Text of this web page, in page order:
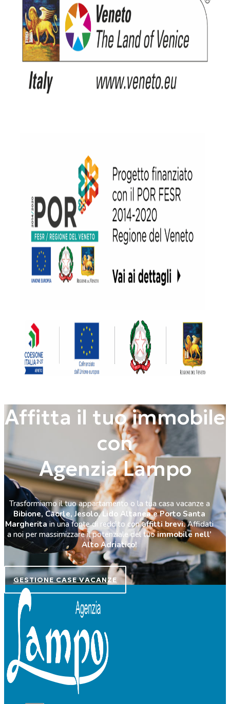
Affitta il tuo immobile
con
Agenzia Lampo
Trasformiamo il tuo appartamento o la tua casa vacanze a
Bibione, Caorle, Jesolo, Lido Altanea e Porto Santa
Margherita in una fonte di reddito conaffitti brevi.Affidati
a noi per massimizzare il potenziale del tuoimmobile nell’
Alto Adriatico!
GESTIONE CASE VACANZE